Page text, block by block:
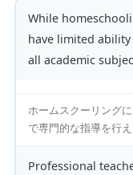
While
have limited
all academic
ホームスクーリング
で専門的な指導を行
Professional